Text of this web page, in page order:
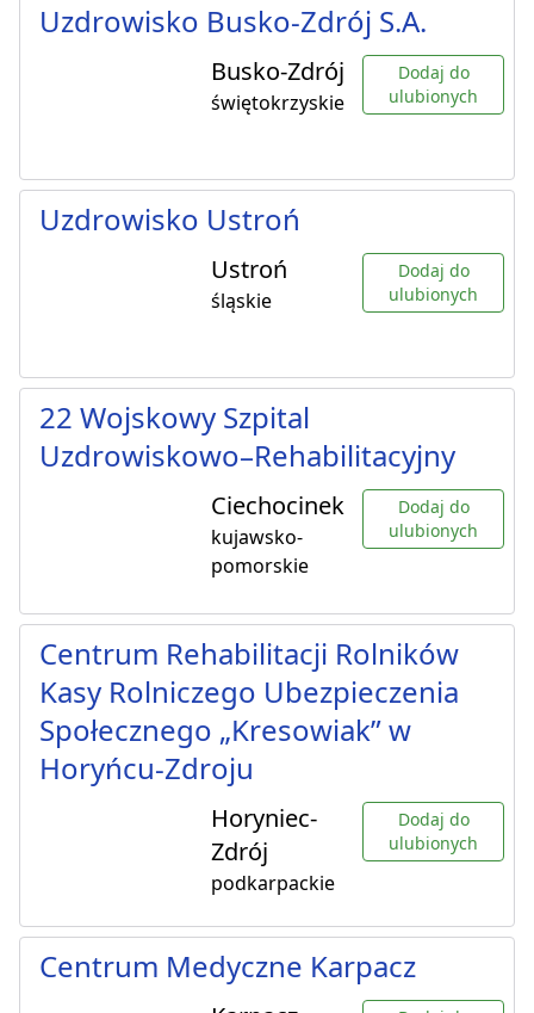
Uzdrowisko Busko-Zdrój S.A.
Busko-Zdrój
świętokrzyskie
Dodaj do
ulubionych
Uzdrowisko Ustroń
Ustroń
śląskie
Dodaj do
ulubionych
22 Wojskowy Szpital
Uzdrowiskowo–Rehabilitacyjny
Ciechocinek
kujawsko-
pomorskie
Dodaj do
ulubionych
Centrum Rehabilitacji Rolników
Kasy Rolniczego Ubezpieczenia
Społecznego „Kresowiak” w
Horyńcu-Zdroju
Horyniec-
Zdrój
podkarpackie
Dodaj do
ulubionych
Centrum Medyczne Karpacz